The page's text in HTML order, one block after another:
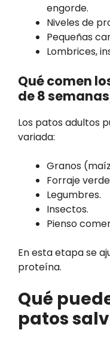
engorde.
Niveles de
Pequeñas
Lombrices,
Qué comen
de 8
Los patos adultos
variada:
Granos
Forraje
Legumbres.
Insectos.
Pienso
En esta etapa se
proteína.
Qué
patos